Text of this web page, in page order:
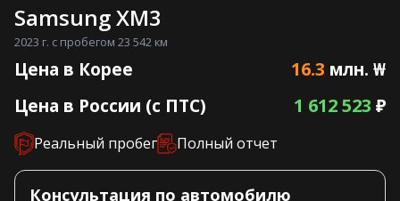
Samsung XM3
2023 г. с пробегом 23 542 км
Цена в Корее 16.3 млн. ₩
Цена в России (с ПТС)
1 612 523 ₽
Реальный пробег Полный отчет
Консультация по автомобилю